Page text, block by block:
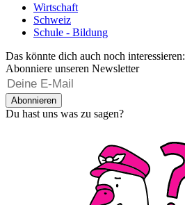
Wirtschaft
Schweiz
Schule - Bildung
Das könnte dich auch noch interessieren:
Abonniere unseren Newsletter
Abonnieren
Du hast uns was zu sagen?